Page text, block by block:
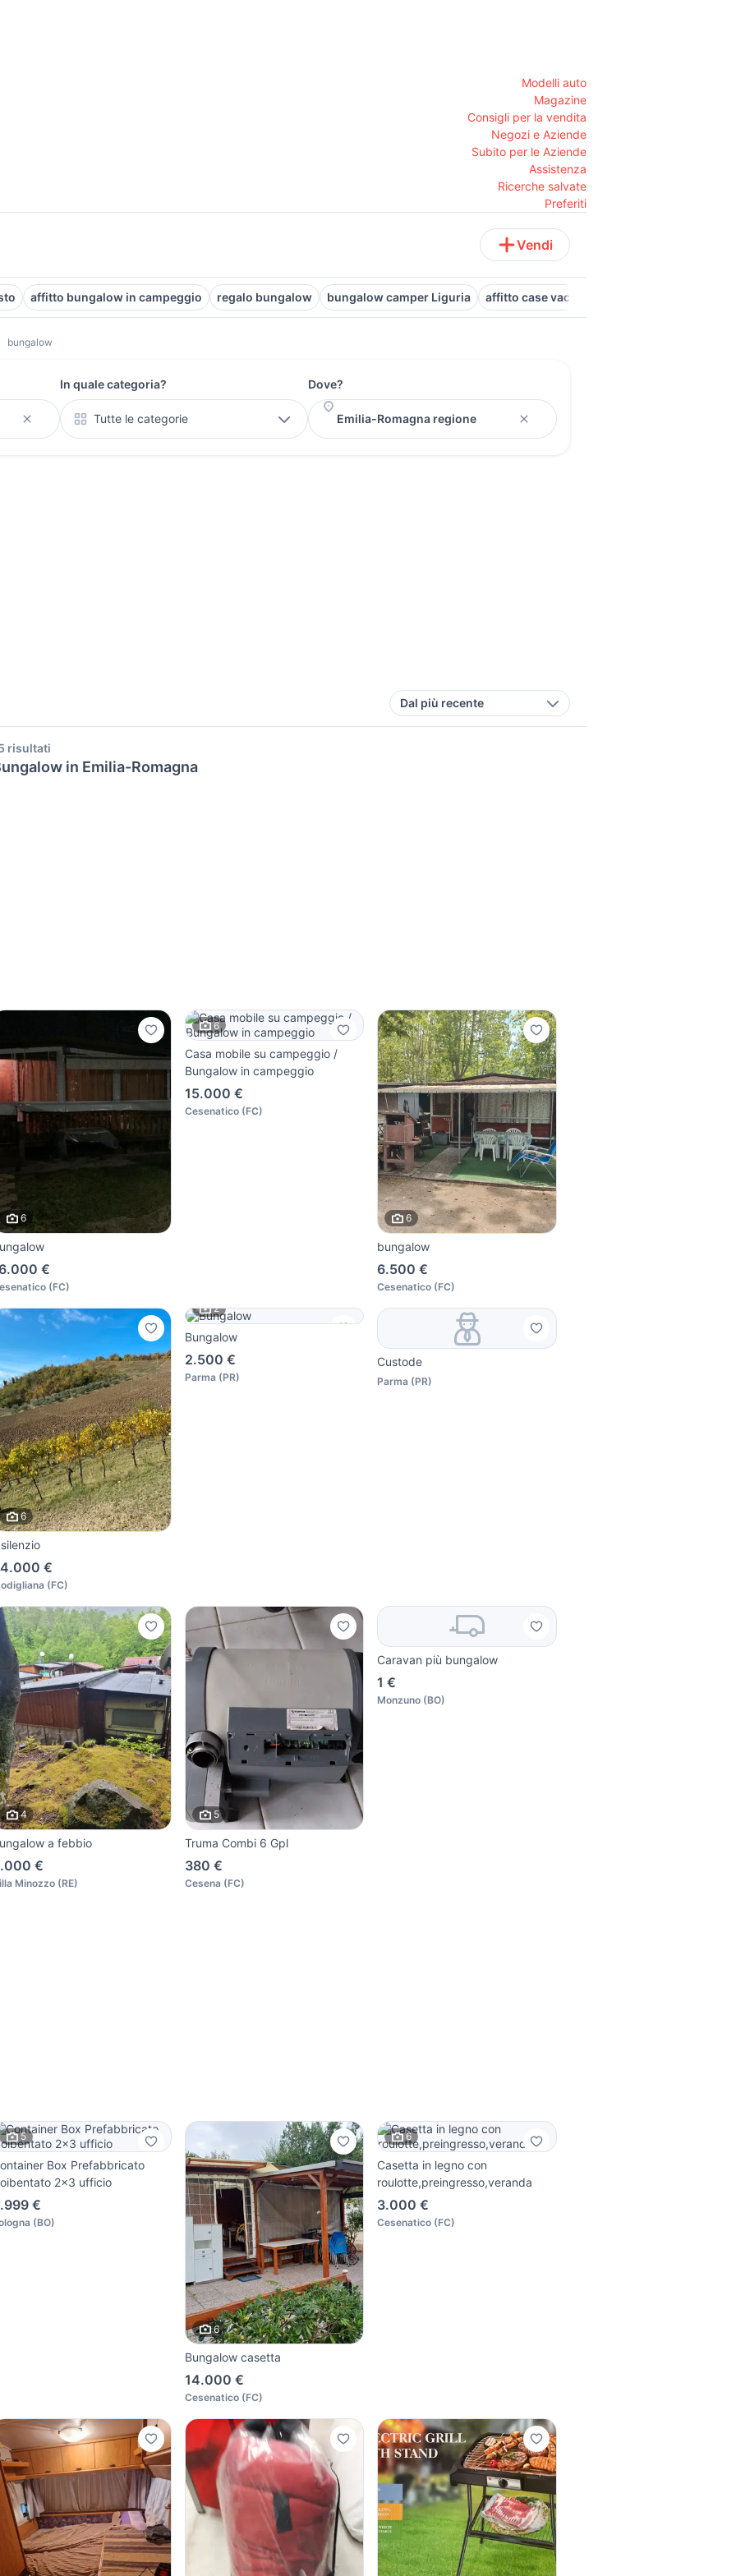
Modelli auto
Magazine
Consigli per la vendita
Negozi e Aziende
Subito per le Aziende
Assistenza
Ricerche salvate
Preferiti
Vendi
affitto bungalow in campeggio regalo bungalow bungalow camper Liguria affitto case vacanza vacanza bungalow
bungalow
In quale categoria?
Tutte le categorie
Dove?
Dal più recente
risultati
in Emilia-Romagna
6
€
(FC)
6
Casa mobile su campeggio /
Bungalow in campeggio
15.000 €
Cesenatico(FC)
6
bungalow
6.500 €
Cesenatico (FC)
6
€
(FC)
2
Bungalow
2.500 €
Parma (PR)
Custode
Parma (PR)
4
a febbio
€
Minozzo (RE)
5
Truma Combi 6 Gpl
380 €
Cesena (FC)
Caravan più bungalow
1 €
Monzuno (BO)
5
Box Prefabbricato
2x3 ufficio
€
(BO)
6
Bungalow casetta
14.000 €
Cesenatico(FC)
6
Casetta in legno con
roulotte,preingresso,veranda
3.000 €
Cesenatico (FC)